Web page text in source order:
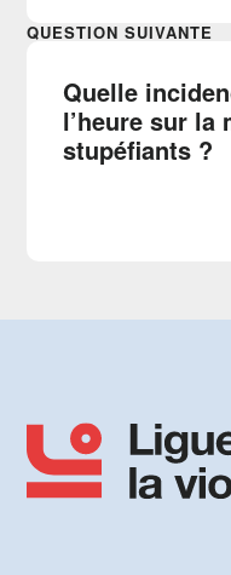
QUESTION SUIVANTE
Quelle
l’heure sur la
stupéfiants ?